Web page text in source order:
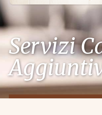
Servizi